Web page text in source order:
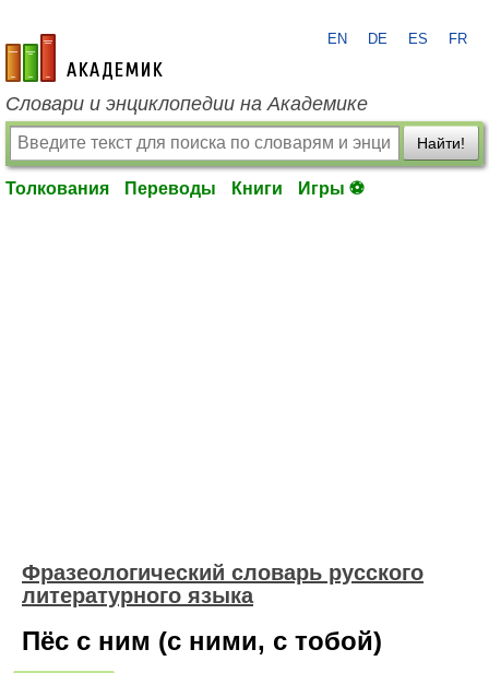
academic.ru
EN DE ES FR
Словари и энциклопедии на Академике
Найти!
Толкования Переводы Книги Игры ⚽
Фразеологический словарь русского
литературного языка
Пёс с ним (с ними, с тобой)